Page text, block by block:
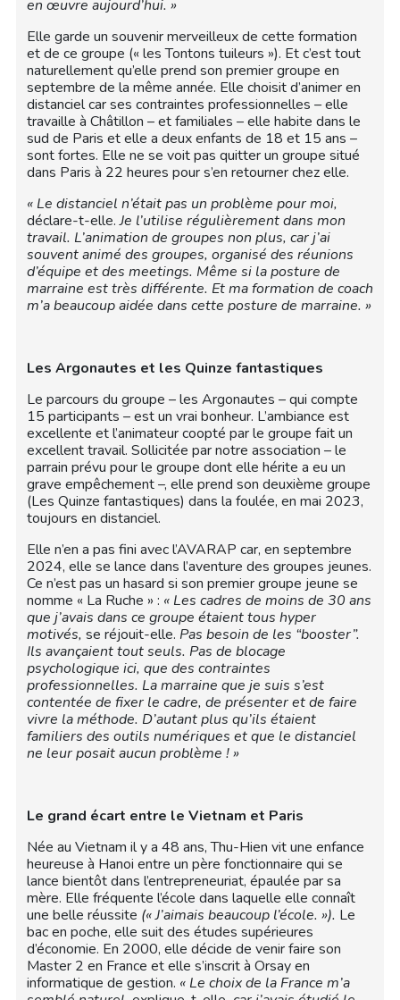
en œuvre aujourd’hui. »
Elle garde un souvenir merveilleux de cette formation
et de ce groupe (« les Tontons tuileurs »). Et c’est tout
naturellement qu’elle prend son premier groupe en
septembre de la même année. Elle choisit d’animer en
distanciel car ses contraintes professionnelles –elle
travaille à Châtillon – et familiales – elle habite dans le
sud de Paris et elle a deux enfants de 18 et 15 ans –
sont fortes. Elle ne se voit pas quitter un groupe situé
dans Paris à 22 heures pour s’en retourner chez elle.
« Le distanciel n’était pas un problème pour moi,
déclare-t-elle.Je l’utilise régulièrement dans mon
travail. L’animation de groupes non plus, car j’ai
souvent animé des groupes, organisé des réunions
d’équipe et des meetings. Même si la posture de
marraine est très différente. Et ma formation de coach
m’a beaucoup aidée dans cette posture de marraine. »
Les Argonautes et les Quinze fantastiques
Le parcours du groupe – les Argonautes – qui compte
15 participants – est un vrai bonheur. L’ambiance est
excellente et l’animateur coopté par le groupe fait un
excellent travail. Sollicitée par notre association – le
parrain prévu pour le groupe dont elle hérite a eu un
grave empêchement –, elle prend son deuxième groupe
(Les Quinze fantastiques) dans la foulée, en mai 2023,
toujours en distanciel.
Elle n’en a pas fini avec l’AVARAP car, en septembre
2024, elle se lance dans l’aventure des groupes jeunes.
Ce n’est pas un hasard si son premier groupe jeune se
nomme « La Ruche » : « Les cadres de moins de 30 ans
que j’avais dans ce groupe étaient tous hyper
motivés, se réjouit-elle. Pas besoin de les “booster”.
Ils avançaient tout seuls. Pas de blocage
psychologique ici, que des contraintes
professionnelles. La marraine que je suis s’est
contentée de fixer le cadre, de présenter et de faire
vivre la méthode. D’autant plus qu’ils étaient
familiers des outils numériques et que le distanciel
ne leur posait aucun problème ! »
Le grand écart entre le Vietnam et Paris
Née au Vietnam il y a 48 ans, Thu-Hien vit une enfance
heureuse à Hanoi entre un père fonctionnaire qui se
lance bientôt dans l’entrepreneuriat, épaulée par sa
mère. Elle fréquente l’école dans laquelle elle connaît
une belle réussite (« J’aimais beaucoup l’école. »). Le
bac en poche, elle suit des études supérieures
d’économie. En 2000, elle décide de venir faire son
Master 2 en France et elle s’inscrit à Orsay en
informatique de gestion. « Le choix de la France m’a